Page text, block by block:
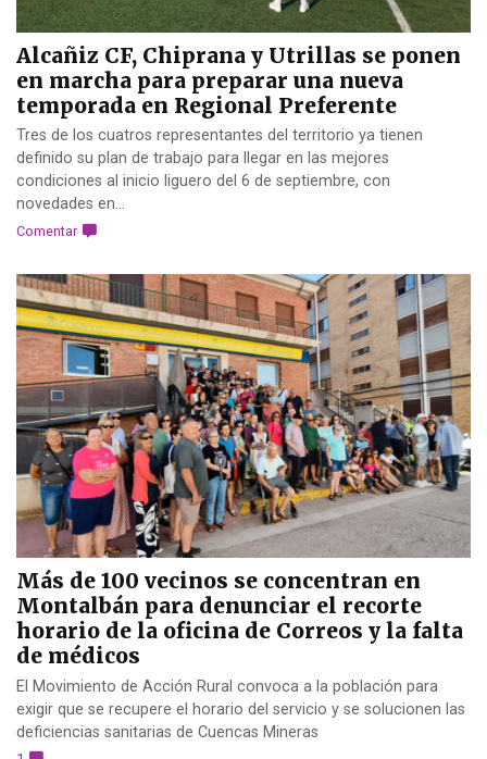
Alcañiz CF, Chiprana y Utrillas se ponen
en marcha para preparar una nueva
temporada en Regional Preferente
Tres de los cuatros representantes del territorio ya tienen
definido su plan de trabajo para llegar en las mejores
condiciones al inicio liguero del 6 de septiembre, con
novedades en...
Comentar
Más de 100 vecinos se concentran en
Montalbán para denunciar el recorte
horario de la oficina de Correos y la falta
de médicos
El Movimiento de Acción Rural convoca a la población para
exigir que se recupere el horario del servicio y se solucionen las
deficiencias sanitarias de Cuencas Mineras